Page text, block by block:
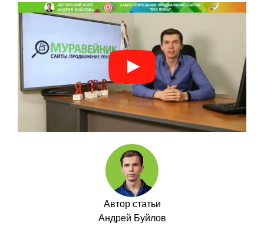
Автор статьи
Андрей Буйлов